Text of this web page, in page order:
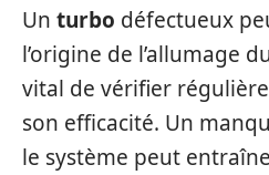
Un turbo défectueux
l’origine de l’allumage
vital de vérifier
son efficacité. Un
le système peut